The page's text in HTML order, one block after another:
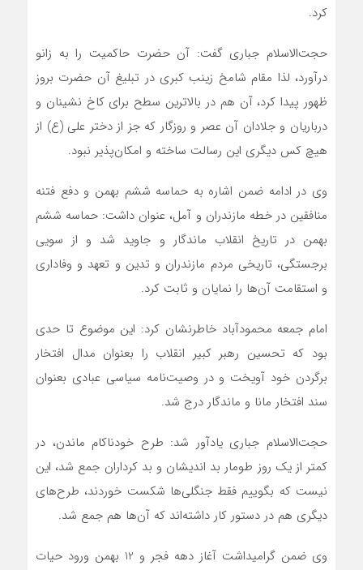
کرد.
حجت‌الاسلام جباری گفت: آن حضرت حاکمیت را به زانو
درآورد، لذا مقام شامخ زینب کبری در تبلیغ آن حضرت بروز
ظهور پیدا کرد، آن هم در بالاترین سطح برای کاخ نشینان و
درباریان و جلادان آن عصر و روزگار که جز از دختر علی (ع) از
هیچ کس دیگری این رسالت ساخته و امکان‌پذیر نبود.
وی در ادامه ضمن اشاره به حماسه ششم بهمن و دفع فتنه
منافقین در خطه مازندران و آمل، عنوان داشت: حماسه ششم
بهمن در تاریخ انقلاب ماندگار و جاوید شد و از سویی
برجستگی، تاریخی مردم مازندران و تدین و تعهد و وفاداری
و استقامت آن‌ها را نمایان و ثابت کرد.
امام جمعه محمودآباد خاطرنشان کرد: این موضوع تا حدی
بود که تحسین رهبر کبیر انقلاب را بعنوان مدال افتخار
برگردن خود آویخت و در وصیت‌نامه سیاسی عبادی بعنوان
سند افتخار مانا و ماندگار درج شد.
حجت‌الاسلام جباری یادآور شد: طرح خودناکام ماندن، در
کمتر از یک روز طومار بد اندیشان و بد کرداران جمع شد، این
نیست که بگوییم فقط جنگلی‌ها شکست خوردند، طرح‌های
دیگری هم در دستور کار داشته‌اند که آن‌ها هم جمع شد.
وی ضمن گرامیداشت آغاز دهه فجر و 12 بهمن ورود حیات